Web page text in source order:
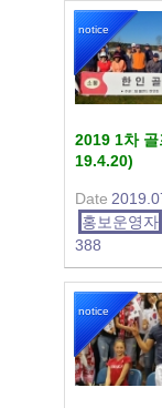
notice
2019 1차
19.4.20)
Date
홍보운영자
388
notice